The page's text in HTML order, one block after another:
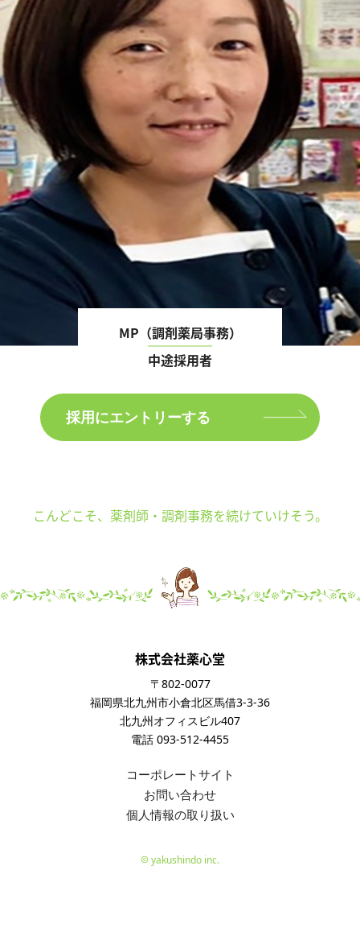
MP（調剤薬局事務）
中途採用者
採用にエントリーする
こんどこそ、 薬剤師・調剤事務を続けていけそう。
株式会社薬心堂
〒802-0077
福岡県北九州市小倉北区馬借3-3-36
北九州オフィスビル407
電話 093-512-4455
コーポレートサイト
お問い合わせ
個人情報の取り扱い
copyright yakushindo inc.